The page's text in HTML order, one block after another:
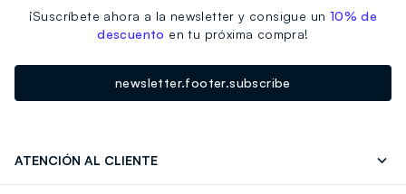
¡Suscríbete ahora a la newsletter y consigue un 10% de
descuento en tu próxima compra!
newsletter.footer.subscribe
ATENCIÓN AL CLIENTE